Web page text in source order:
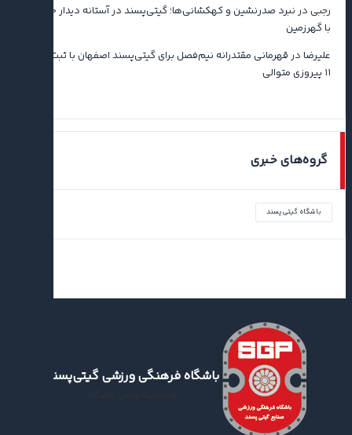
رجبی در نبرد صدرنشین و کهکشانی‌ها؛ گیتی‌پسند در آستانه دیدار حساس
با گهرزمین
علیرضا در قهرمانی مقتدرانه نیم‌فصل برای گیتی‌پسند اصفهان با ثبت رکورد
۱۱ پیروزی متوالی
گروه‌های خبری
باشگاه گیتی‌پسند
باشگاه فرهنگی ورزشی گیتی‌پسند